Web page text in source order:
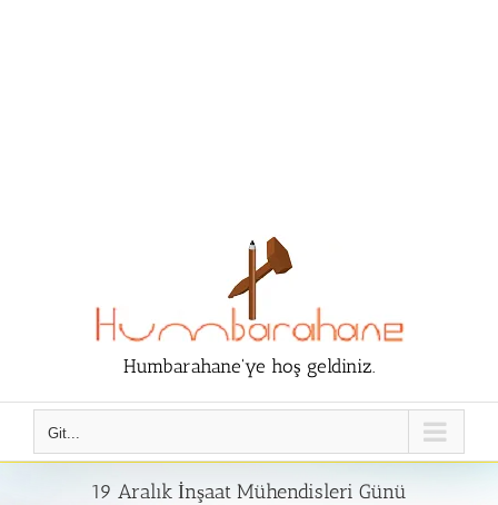
Humbarahane'ye hoş geldiniz.
Git...
19 Aralık İnşaat Mühendisleri Günü